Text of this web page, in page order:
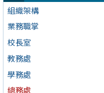
組織架構
業務職掌
校長室
教務處
學務處
總務處